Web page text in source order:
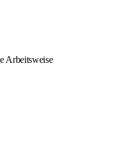
Arbeitsweise